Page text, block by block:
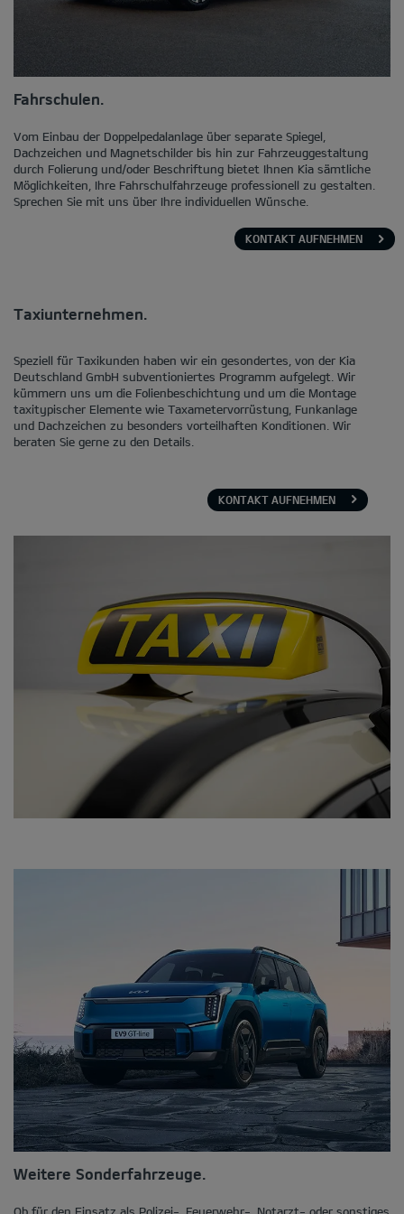
Fahrschulen.
Vom Einbau der Doppelpedalanlage über separate Spiegel,
Dachzeichen und Magnetschilder bis hin zur Fahrzeuggestaltung
durch Folierung und/oder Beschriftung bietet Ihnen Kia sämtliche
Möglichkeiten, Ihre Fahrschulfahrzeuge professionell zu gestalten.
Sprechen Sie mit uns über Ihre individuellen Wünsche.
KONTAKT AUFNEHMEN
Taxiunternehmen.
Speziell für Taxikunden haben wir ein gesondertes, von der Kia
Deutschland GmbH subventioniertes Programm aufgelegt. Wir
kümmern uns um die Folienbeschichtung und um die Montage
taxitypischer Elemente wie Taxametervorrüstung, Funkanlage
und Dachzeichen zu besonders vorteilhaften Konditionen. Wir
beraten Sie gerne zu den Details.
KONTAKT AUFNEHMEN
Weitere Sonderfahrzeuge.